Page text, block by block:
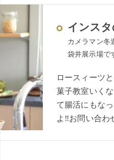
インス
カメラマン冬
袋井展示場で
ロースィーツ
菓子教室いく
て腸活にもな
よ‼︎お問い合わ